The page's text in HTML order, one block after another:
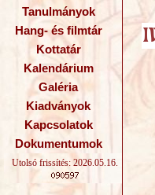
Tanulmányok
Hang- és filmtár
Kottatár
Kalendárium
Galéria
Kiadványok
Kapcsolatok
Dokumentumok
Utolsó frissítés: 2026.05.16.